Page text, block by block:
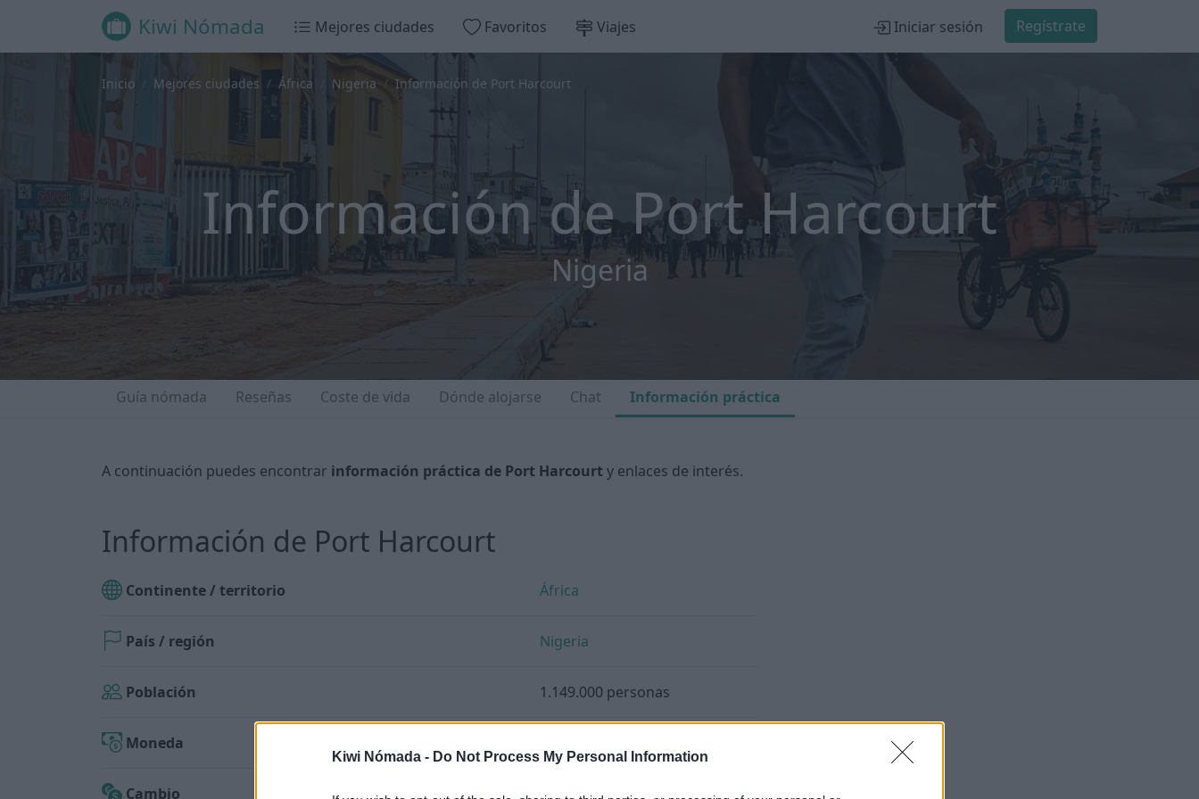
Kiwi Nómada - Do Not Process My Personal Information
Kiwi Nómada Mejores ciudades Favoritos Viajes Iniciar sesión Regístrate
Inicio Mejores ciudades África Nigeria Información de Port Harcourt
Información de Port Harcourt
Nigeria
Guía nómada Reseñas Coste de vida Dónde alojarse Chat Información práctica
A continuación puedes encontrar información práctica de Port Harcourty enlaces de interés.
Información de Port Harcourt
Continente / territorio África
País / región Nigeria
Población 1.149.000 personas
Moneda
Cambio 1 USD = 1.364,22 NGN